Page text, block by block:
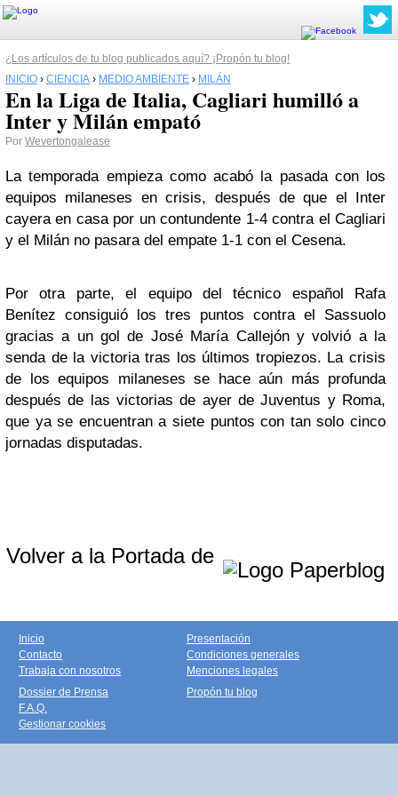
¿Los artículos de tu blog publicados aquí? ¡Propón tu blog!
INICIO › CIENCIA › MEDIO AMBIENTE › MILÁN
En la Liga de Italia, Cagliari humilló a
Inter y Milán empató
Por Wevertongalease
La temporada empieza como acabó la pasada con los
equipos milaneses en crisis, después de que el Inter
cayera en casa por un contundente 1-4 contra el Cagliari
y el Milán no pasara del empate 1-1 con el Cesena.
Por otra parte, el equipo del técnico español Rafa
Benítez consiguió los tres puntos contra el Sassuolo
gracias a un gol de José María Callejón y volvió a la
senda de la victoria tras los últimos tropiezos. La crisis
de los equipos milaneses se hace aún más profunda
después de las victorias de ayer de Juventus y Roma,
que ya se encuentran a siete puntos con tan solo cinco
jornadas disputadas.
Volver a la Portada de
Inicio
Contacto
Trabaja con nosotros
Presentación
Condiciones generales
Menciones legales
Dossier de Prensa
F.A.Q.
Gestionar cookies
Propón tu blog